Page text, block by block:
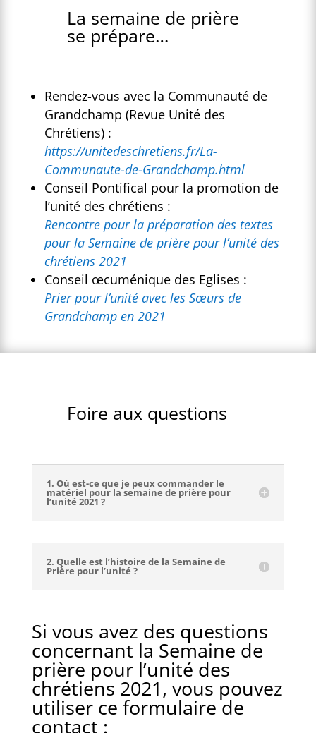
La semaine de prière
se prépare…
Rendez-vous avec la Communauté de
Grandchamp (Revue Unité des
Chrétiens) :
https://unitedeschretiens.fr/La-
Communaute-de-Grandchamp.html
Conseil Pontifical pour la promotion de
l’unité des chrétiens :
Rencontre pour la préparation des textes
pour la Semaine de prière pour l’unité des
chrétiens 2021
Conseil œcuménique des Eglises :
Prier pour l’unité avec les Sœurs de
Grandchamp en 2021
Foire aux questions
1. Où est-ce que je peux commander le
matériel pour la semaine de prière pour
l’unité 2021 ?
2. Quelle est l’histoire de la Semaine de
Prière pour l’unité ?
Si vous avez des questions
concernant la Semaine de
prière pour l’unité des
chrétiens 2021, vous pouvez
utiliser ce formulaire de
contact :